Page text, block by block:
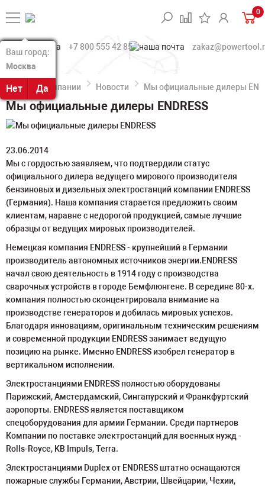
Ваш город:
Москва
Нет Да
Ваш город:
Москва
Нет Да
0
+7 800 555 42 85
О компании Новости Мы официальные дилеры
Мы официальные дилеры ENDRESS
23.06.2014
Мы с гордостью заявляем, что подтвердили статус
официального дилера ведущего мирового производителя
бензиновых и дизельных электростанций компании ENDRESS
(Германия). Наша компания старается предложить своим
клиентам, наравне с недорогой продукцией, самые лучшие
образцы от ведущих мировых производителей.
Немецкая компания ENDRESS - крупнейший в Германии
производитель автономных источников энергии.ENDRESS
начал свою деятельность в 1914 году с производства
сварочных устройств в городе Бемфлюнгене. В середине 80-х.
компания полностью сконцентрировала внимание на
производстве генераторов и добилась мировых успехов.
Благодаря инновациям, оригинальным техническим решениям
и современной продукции ENDRESS занимает ведущую
позицию на рынке. Именно ENDRESS изобрел генератор в
вертикальном исполнении.
Электростанциями ENDRESS полностью оборудованы
Парижский, Амстердамский, Сингапурский и Франкфуртский
аэропорты. ENDRESS является поставщиком
спецоборудования для армии Германии. Среди партнеров
Компании по поставке электростанций для военных нужд -
Rolls-Royce, KB Impuls, Terra.
Электростанциями Duplex от ENDRESS штатно оснащаются
пожарные службы Германии, Австрии, Швейцарии, Чехии,